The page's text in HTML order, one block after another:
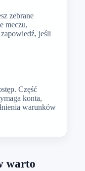
zebrane
meczu,
jeśli
Część
konta,
warunków
warto